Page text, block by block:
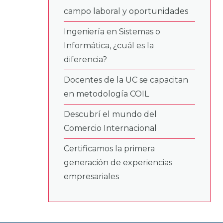
campo laboral y oportunidades
Ingeniería en Sistemas o
Informática, ¿cuál es la
diferencia?
Docentes de la UC se capacitan
en metodología COIL
Descubrí el mundo del
Comercio Internacional
Certificamos la primera
generación de experiencias
empresariales